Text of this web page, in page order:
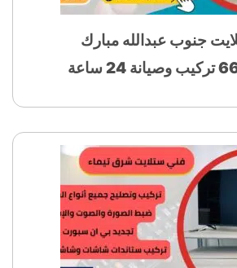
جنوب عبدالله مبارك
ساعة